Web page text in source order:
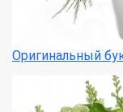
Оригинальный